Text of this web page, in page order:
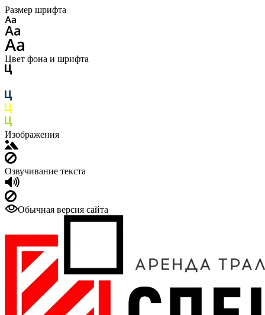
Размер шрифта
Цвет фона и шрифта
Изображения
Озвучивание текста
Обычная версия сайта